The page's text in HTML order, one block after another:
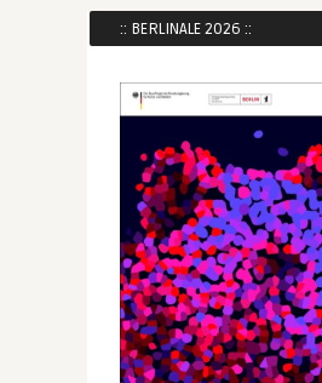
:: BERLINALE 2026 ::